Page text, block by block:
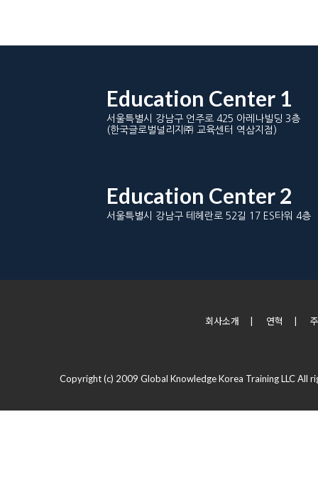
Education Center 1
서울특별시 강남구 언주로 425 아레나빌딩 3층
(한국글로벌널리지㈜ 교육센터 역삼지점)
Education Center 2
서울특별시 강남구 테헤란로 52길 17 ES타워 4층
회사소개 연혁
Copyright (c) 2009 Global Knowledge Korea Training LLC All